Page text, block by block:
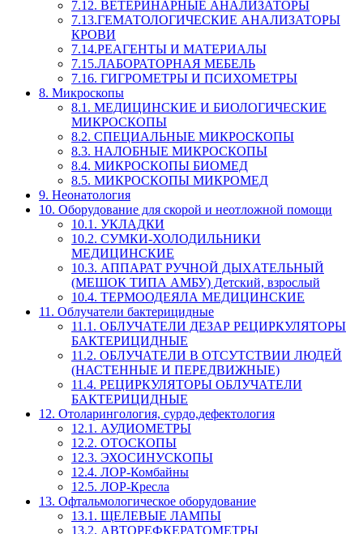
7.12. ВЕТЕРИНАРНЫЕ АНАЛИЗАТОРЫ
7.13.ГЕМАТОЛОГИЧЕСКИЕ АНАЛИЗАТОРЫ
КРОВИ
7.14.РЕАГЕНТЫ И МАТЕРИАЛЫ
7.15.ЛАБОРАТОРНАЯ МЕБЕЛЬ
7.16. ГИГРОМЕТРЫ И ПСИХОМЕТРЫ
8. Микроскопы
8.1. МЕДИЦИНСКИЕ И БИОЛОГИЧЕСКИЕ
МИКРОСКОПЫ
8.2. СПЕЦИАЛЬНЫЕ МИКРОСКОПЫ
8.3. НАЛОБНЫЕ МИКРОСКОПЫ
8.4. МИКРОСКОПЫ БИОМЕД
8.5. МИКРОСКОПЫ МИКРОМЕД
9. Неонатология
10. Оборудование для скорой и неотложной помощи
10.1. УКЛАДКИ
10.2. СУМКИ-ХОЛОДИЛЬНИКИ
МЕДИЦИНСКИЕ
10.3. АППАРАТ РУЧНОЙ ДЫХАТЕЛЬНЫЙ
(МЕШОК ТИПА АМБУ) Детский, взрослый
10.4. ТЕРМООДЕЯЛА МЕДИЦИНСКИЕ
11. Облучатели бактерицидные
11.1. ОБЛУЧАТЕЛИ ДЕЗАР РЕЦИРКУЛЯТОРЫ
БАКТЕРИЦИДНЫЕ
11.2. ОБЛУЧАТЕЛИ В ОТСУТСТВИИ ЛЮДЕЙ
(НАСТЕННЫЕ И ПЕРЕДВИЖНЫЕ)
11.4. РЕЦИРКУЛЯТОРЫ ОБЛУЧАТЕЛИ
БАКТЕРИЦИДНЫЕ
12. Отоларингология, сурдо,дефектология
12.1. АУДИОМЕТРЫ
12.2. ОТОСКОПЫ
12.3. ЭХОСИНУСКОПЫ
12.4. ЛОР-Комбайны
12.5. ЛОР-Кресла
13. Офтальмологическое оборудование
13.1. ЩЕЛЕВЫЕ ЛАМПЫ
13.2. АВТОРЕФКЕРАТОМЕТРЫ